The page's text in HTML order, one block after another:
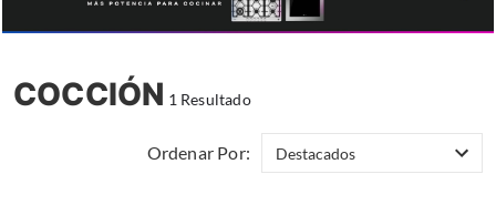
COCCIÓN 1 Resultado
Ordenar Por: